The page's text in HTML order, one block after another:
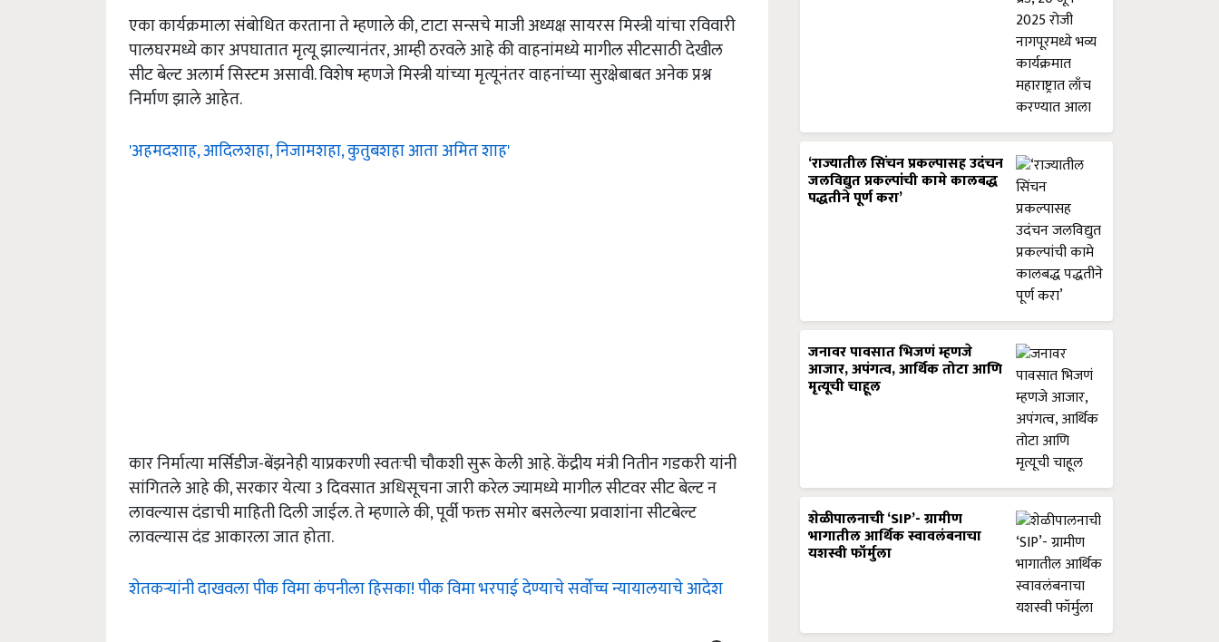
एका कार्यक्रमाला संबोधित करताना ते म्हणाले की, टाटा सन्सचे माजी अध्यक्ष सायरस मिस्त्री यांचा रविवारी
पालघरमध्ये कार अपघातात मृत्यू झाल्यानंतर, आम्ही ठरवले आहे की वाहनांमध्ये मागील सीटसाठी देखील
सीट बेल्ट अलार्म सिस्टम असावी. विशेष म्हणजे मिस्त्री यांच्या मृत्यूनंतर वाहनांच्या सुरक्षेबाबत अनेक प्रश्न
निर्माण झाले आहेत.
'अहमदशाह, आदिलशहा, निजामशहा, कुतुबशहा आता अमित शाह'
कार निर्मात्या मर्सिडीज-बेंझनेही याप्रकरणी स्वतःची चौकशी सुरू केली आहे. केंद्रीय मंत्री नितीन गडकरी यांनी
सांगितले आहे की, सरकार येत्या 3 दिवसात अधिसूचना जारी करेल ज्यामध्ये मागील सीटवर सीट बेल्ट न
लावल्यास दंडाची माहिती दिली जाईल. ते म्हणाले की, पूर्वी फक्त समोर बसलेल्या प्रवाशांना सीटबेल्ट
लावल्यास दंड आकारला जात होता.
शेतकऱ्यांनी दाखवला पीक विमा कंपनीला हिसका! पीक विमा भरपाई देण्याचे सर्वोच्च न्यायालयाचे आदेश
‘राज्यातील सिंचन प्रकल्पासह उदंचन
जलविद्युत प्रकल्पांची कामे कालबद्ध
पद्धतीने पूर्ण करा’
जनावर पावसात भिजणं म्हणजे
आजार, अपंगत्व, आर्थिक तोटा आणि
मृत्यूची चाहूल
शेळीपालनाची ‘SIP’- ग्रामीण
भागातील आर्थिक स्वावलंबनाचा
यशस्वी फॉर्मुला